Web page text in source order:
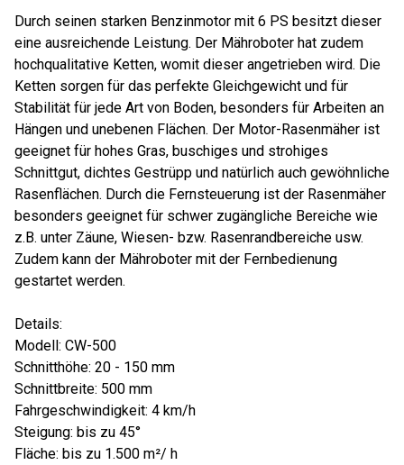
Durch seinen starken Benzinmotor mit 6 PS besitzt dieser
eine ausreichende Leistung. Der Mähroboter hat zudem
hochqualitative Ketten, womit dieser angetrieben wird. Die
Ketten sorgen für das perfekte Gleichgewicht und für
Stabilität für jede Art von Boden, besonders für Arbeiten an
Hängen und unebenen Flächen. Der Motor-Rasenmäher ist
geeignet für hohes Gras, buschiges und strohiges
Schnittgut, dichtes Gestrüpp und natürlich auch gewöhnliche
Rasenflächen. Durch die Fernsteuerung ist der Rasenmäher
besonders geeignet für schwer zugängliche Bereiche wie
z.B. unter Zäune, Wiesen- bzw. Rasenrandbereiche usw.
Zudem kann der Mähroboter mit der Fernbedienung
gestartet werden.
Details:
Modell: CW-500
Schnitthöhe: 20 - 150 mm
Schnittbreite: 500 mm
Fahrgeschwindigkeit: 4 km/h
Steigung: bis zu 45°
Fläche: bis zu 1.500 m²/ h